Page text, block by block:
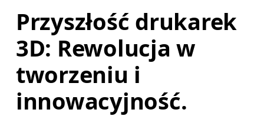
Przyszłość drukarek
3D: Rewolucja w
tworzeniu i
innowacyjność.